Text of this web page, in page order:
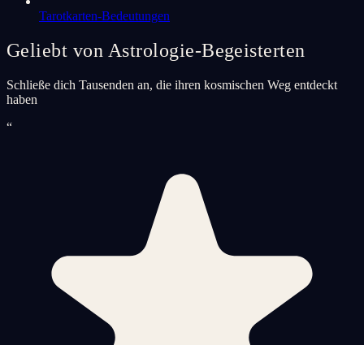
Tarotkarten-Bedeutungen
Geliebt von Astrologie-Begeisterten
Schließe dich Tausenden an, die ihren kosmischen Weg entdeckt
haben
“